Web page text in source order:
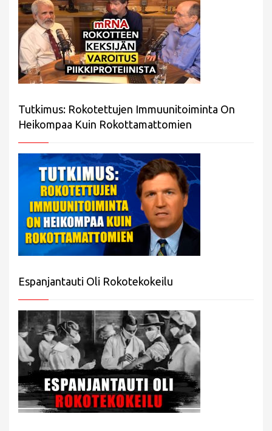
Tutkimus: Rokotettujen Immuunitoiminta On
Heikompaa Kuin Rokottamattomien
Espanjantauti Oli Rokotekokeilu